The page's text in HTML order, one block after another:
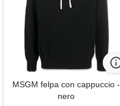
MSGM felpa con cappuccio -
nero